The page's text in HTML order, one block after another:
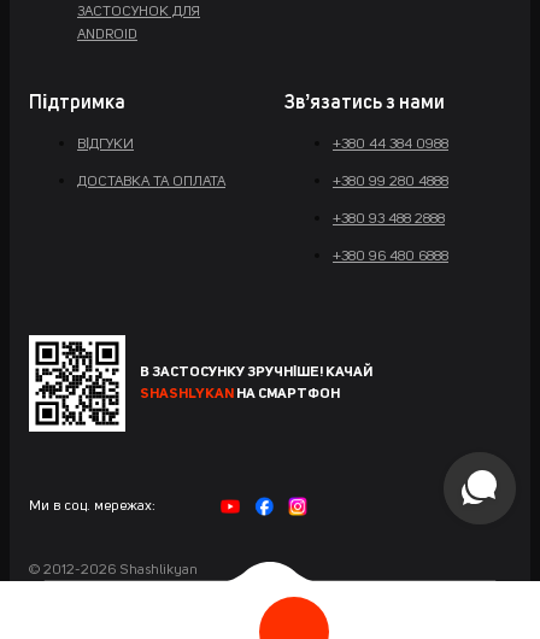
ЗАСТОСУНОК ДЛЯ
ANDROID
Підтримка
ВІДГУКИ
ДОСТАВКА ТА ОПЛАТА
Звʼязатись з нами
+380 44 384 0988
+380 99 280 4888
+380 93 488 2888
+380 96 480 6888
В ЗАСТОСУНКУ ЗРУЧНІШЕ! КАЧАЙ
SHASHLYKAN НА СМАРТФОН
© 2012-2026 Shashlikyan
Ми в соц. мережах: